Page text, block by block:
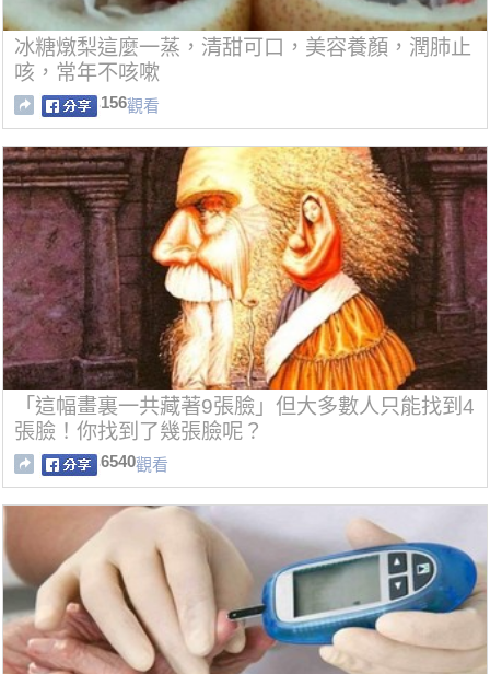
冰糖燉梨這麼一蒸，清甜可口，美容養顏，潤肺止
咳，常年不咳嗽
156觀看
「這幅畫裏一共藏著9張臉」但大多數人只能找到4
張臉！你找到了幾張臉呢？
6540觀看